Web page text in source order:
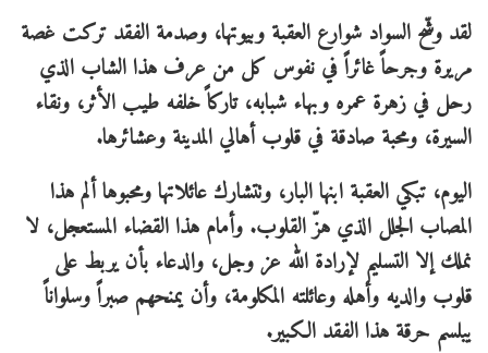
​لقد وشّح السواد شوارع العقبة وبيوتها، وصدمة الفقد تركت غصة
مريرة وجرحاً غائراً في نفوس كل من عرف هذا الشاب الذي
رحل في زهرة عمره وبهاء شبابه، تاركاً خلفه طيب الأثر، ونقاء
السيرة، ومحبة صادقة في قلوب أهالي المدينة وعشائرها.
​اليوم، تبكي العقبة ابنها البار، وتتشارك عائلاتها ومحبوها ألم هذا
المصاب الجلل الذي هزّ القلوب. وأمام هذا القضاء المستعجل، لا
نملك إلا التسليم لإرادة الله عز وجل، والدعاء بأن يربط على
قلوب والديه وأهله وعائلته المكلومة، وأن يمنحهم صبراً وسلواناً
يبلسم حرقة هذا الفقد الكبير.